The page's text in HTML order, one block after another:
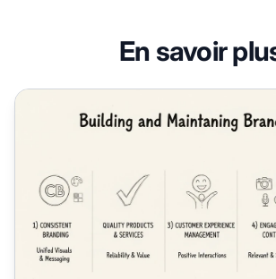
En savoir
Comment construire et maintenir la